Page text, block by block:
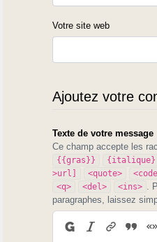
Votre site web
Ajoutez votre
Texte de votre message
Ce champ accepte les
{{gras}} {italique}
>url]
<quote>
<q> <del> <ins>
.
paragraphes, laissez